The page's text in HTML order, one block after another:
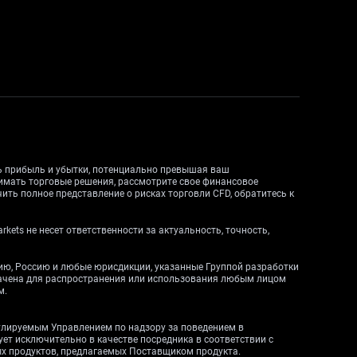
прибыль и убытки, потенциально превышая ваш
торговые решения, рассмотрите свое финансовое
полное представление о рисках торговли CFD, обратитесь к
не несет ответственности за актуальность, точность,
Россию и любые юрисдикции, указанные Группой разработки
для распространения или использования любым лицом
Управлением по надзору за поведением в
исключительно в качестве посредника в соответствии с
продуктов, предлагаемых Поставщиком продукта.